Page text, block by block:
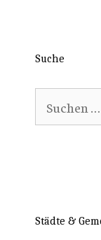
Suche
Suchen
nach:
Städte &